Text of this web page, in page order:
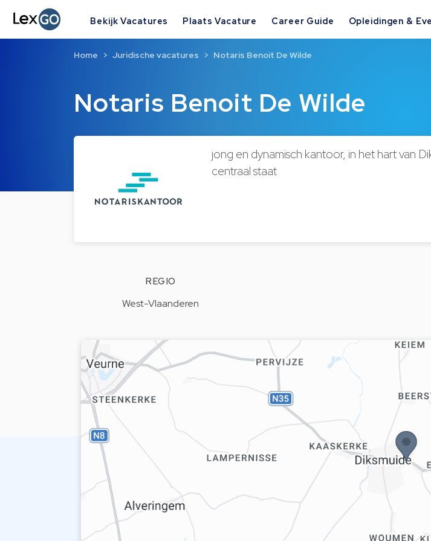
Bekijk Vacatures Plaats Vacature Career Guide Opleidingen &
Notaris Benoit De Wilde
Home Juridische vacatures Notaris Benoit De Wilde
jong en dynamisch kantoor, in het hart van
centraal staat
REGIO
West-Vlaanderen